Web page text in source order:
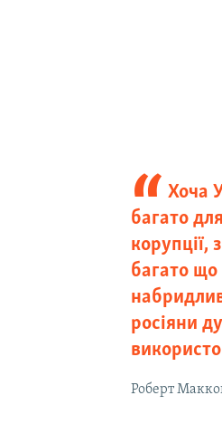
Хоча
багато
корупції,
багато що
росіяни
Роберт